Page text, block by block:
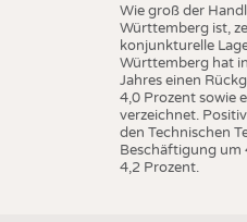
Wie groß der
Württemberg ist,
konjunkturelle
Württemberg hat
Jahres einen
4,0 Prozent sowie
verzeichnet.
den Technischen
Beschäftigung um
4,2 Prozent.